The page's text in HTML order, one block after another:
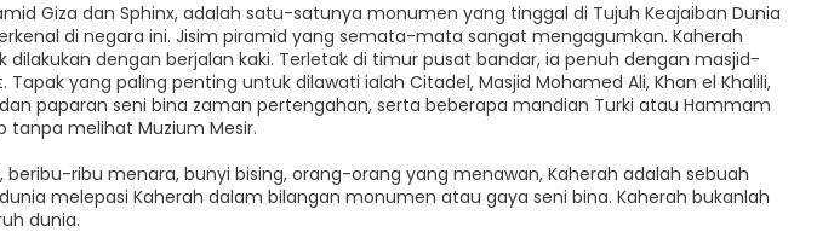
Giza dan Sphinx, adalah satu-satunya monumen yang tinggal di Tujuh Keajaiban Dunia
di negara ini. Jisim piramid yang semata-mata sangat mengagumkan. Kaherah
dilakukan dengan berjalan kaki. Terletak di timur pusat bandar, ia penuh dengan masjid-
yang paling penting untuk dilawati ialah Citadel, Masjid Mohamed Ali, Khan el Khalili,
paparan seni bina zaman pertengahan, serta beberapa mandian Turki atau Hammam
tanpa melihat Muzium Mesir.
ribu menara, bunyi bising, orang-orang yang menawan, Kaherah adalah sebuah
melepasi Kaherah dalam bilangan monumen atau gaya seni bina. Kaherah bukanlah
dunia.